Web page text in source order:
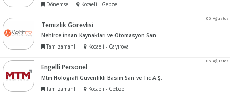
Dönemsel
Kocaeli - Gebze
06 Ağustos
Temizlik Görevlisi
Nehirce İnsan Kaynakları ve Otomasyon San. Tic. Ltd. Şti.
Tam zamanlı
Kocaeli - Çayırova
06 Ağustos
Engelli Personel
Mtm Holografi Güvenlikli Basım San ve Tic A.Ş.
Tam zamanlı
Kocaeli - Gebze